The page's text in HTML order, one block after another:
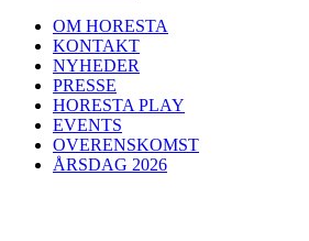
OM HORESTA
KONTAKT
NYHEDER
PRESSE
HORESTA PLAY
EVENTS
OVERENSKOMST
ÅRSDAG 2026